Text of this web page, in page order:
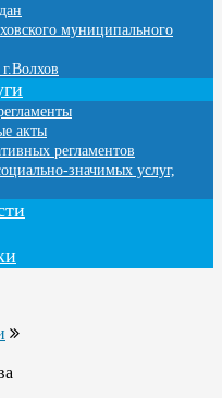
муниципального
акты
регламентов
значимых услуг,